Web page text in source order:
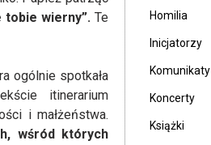
tobie wierny”. Te
ogólnie spotkała
itinerarium
i małżeństwa.
wśród których
Homilia
Inicjatorzy
Komunikaty
Koncerty
Książki